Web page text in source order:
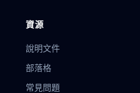
資源
說明文件
部落格
常見問題